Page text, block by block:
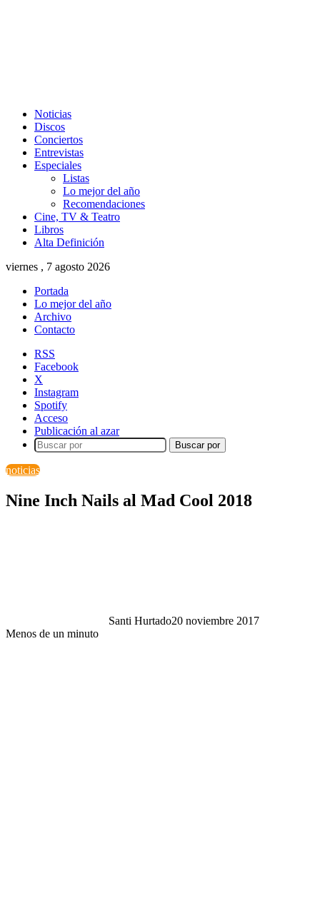
Noticias
Discos
Conciertos
Entrevistas
Especiales
Listas
Lo mejor del año
Recomendaciones
Cine, TV & Teatro
Libros
Alta Definición
viernes , 7 agosto 2026
Portada
Lo mejor del año
Archivo
Contacto
RSS
Facebook
X
Instagram
Spotify
Acceso
Publicación al azar
Buscar por
noticias
Nine Inch Nails al Mad Cool 2018
Santi Hurtado20 noviembre 2017
Menos de un minuto